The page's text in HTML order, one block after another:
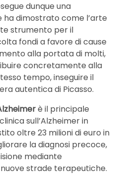
dunque una
ha dimostrato come l’arte
strumento per il
fondi a favore di cause
alla portata di molti,
concretamente alla
tempo, inseguire il
autentica di Picasso.
è il principale
sull’Alzheimer in
oltre 23 milioni di euro in
la diagnosi precoce,
mediante
strade terapeutiche.